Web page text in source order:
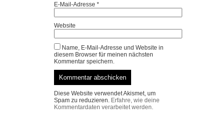
E-Mail-Adresse *
Website
Name, E-Mail-Adresse und Website in
diesem Browser für meinen nächsten
Kommentar speichern.
Diese Website verwendet Akismet, um
Spam zu reduzieren. Erfahre, wie deine
Kommentardaten verarbeitet werden.